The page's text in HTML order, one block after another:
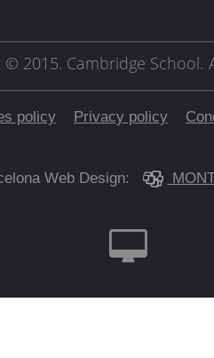
© 2015. Cambridge School.
policy Privacy policy
Web Design: